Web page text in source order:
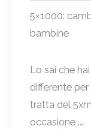
5×1000:
bambine
Lo sai che
differente
tratta del
occasione ...